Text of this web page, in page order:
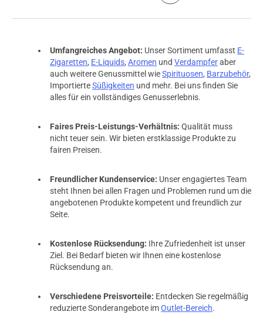
Umfangreiches Angebot: Unser Sortiment umfasst E-
Zigaretten, E-Liquids, Aromen und Verdampferaber
auch weitere Genussmittel wieSpirituosen, Barzubehör,
ImportierteSüßigkeiten und mehr. Bei uns finden Sie
alles für ein vollständiges Genusserlebnis.
Faires Preis-Leistungs-Verhältnis: Qualität muss
nicht teuer sein. Wir bieten erstklassige Produkte zu
fairen Preisen.
Freundlicher Kundenservice: Unser engagiertes Team
steht Ihnen bei allen Fragen und Problemen rund um die
angebotenen Produkte kompetent und freundlich zur
Seite.
Kostenlose Rücksendung: Ihre Zufriedenheit ist unser
Ziel. Bei Bedarf bieten wir Ihnen eine kostenlose
Rücksendung an.
Verschiedene Preisvorteile: Entdecken Sie regelmäßig
reduzierte Sonderangebote imOutlet-Bereich.